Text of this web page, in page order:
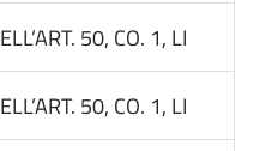
50, CO. 1, LETT.
50, CO. 1, LETT.